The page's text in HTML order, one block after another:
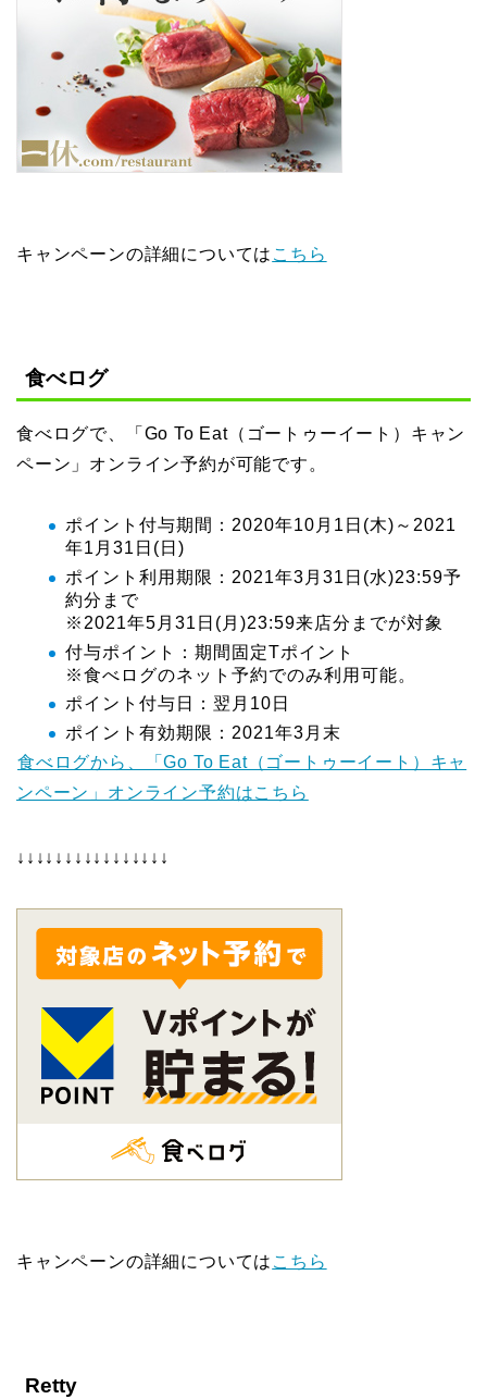
キャンペーンの詳細については こちら
食べログ
食べログで、「Go To Eat（ゴートゥーイート）キャン
ペーン」オンライン予約が可能です。
ポイント付与期間：2020年10月1日(木)～2021
年1月31日(日)
ポイント利用期限：2021年3月31日(水)23:59予
約分まで
※2021年5月31日(月)23:59来店分までが対象
付与ポイント：期間固定Tポイント
※食べログのネット予約でのみ利用可能。
ポイント付与日：翌月10日
ポイント有効期限：2021年3月末
食べログから、「Go To Eat（ゴートゥーイート）キャ
ンペーン」オンライン予約はこちら
↓↓↓↓↓↓↓↓↓↓↓↓↓↓↓↓
キャンペーンの詳細については こちら
Retty